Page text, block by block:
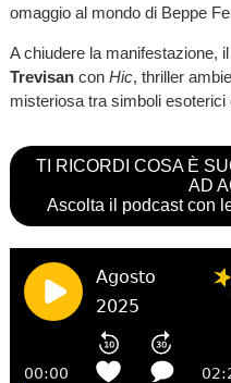
omaggio al mondo di Beppe
A chiudere la manifestazione, il
Trevisancon Hic, thriller
misteriosa tra simboli esoterici
TI RICORDI COSA È
AD
Ascolta il podcast con